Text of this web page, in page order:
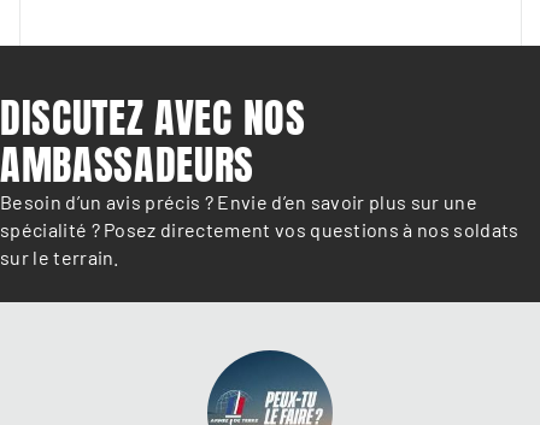
DISCUTEZ AVEC NOS
AMBASSADEURS
Besoin d’un avis précis ? Envie d’en savoir plus sur une
spécialité ? Posez directement vos questions à nos soldats
sur le terrain.